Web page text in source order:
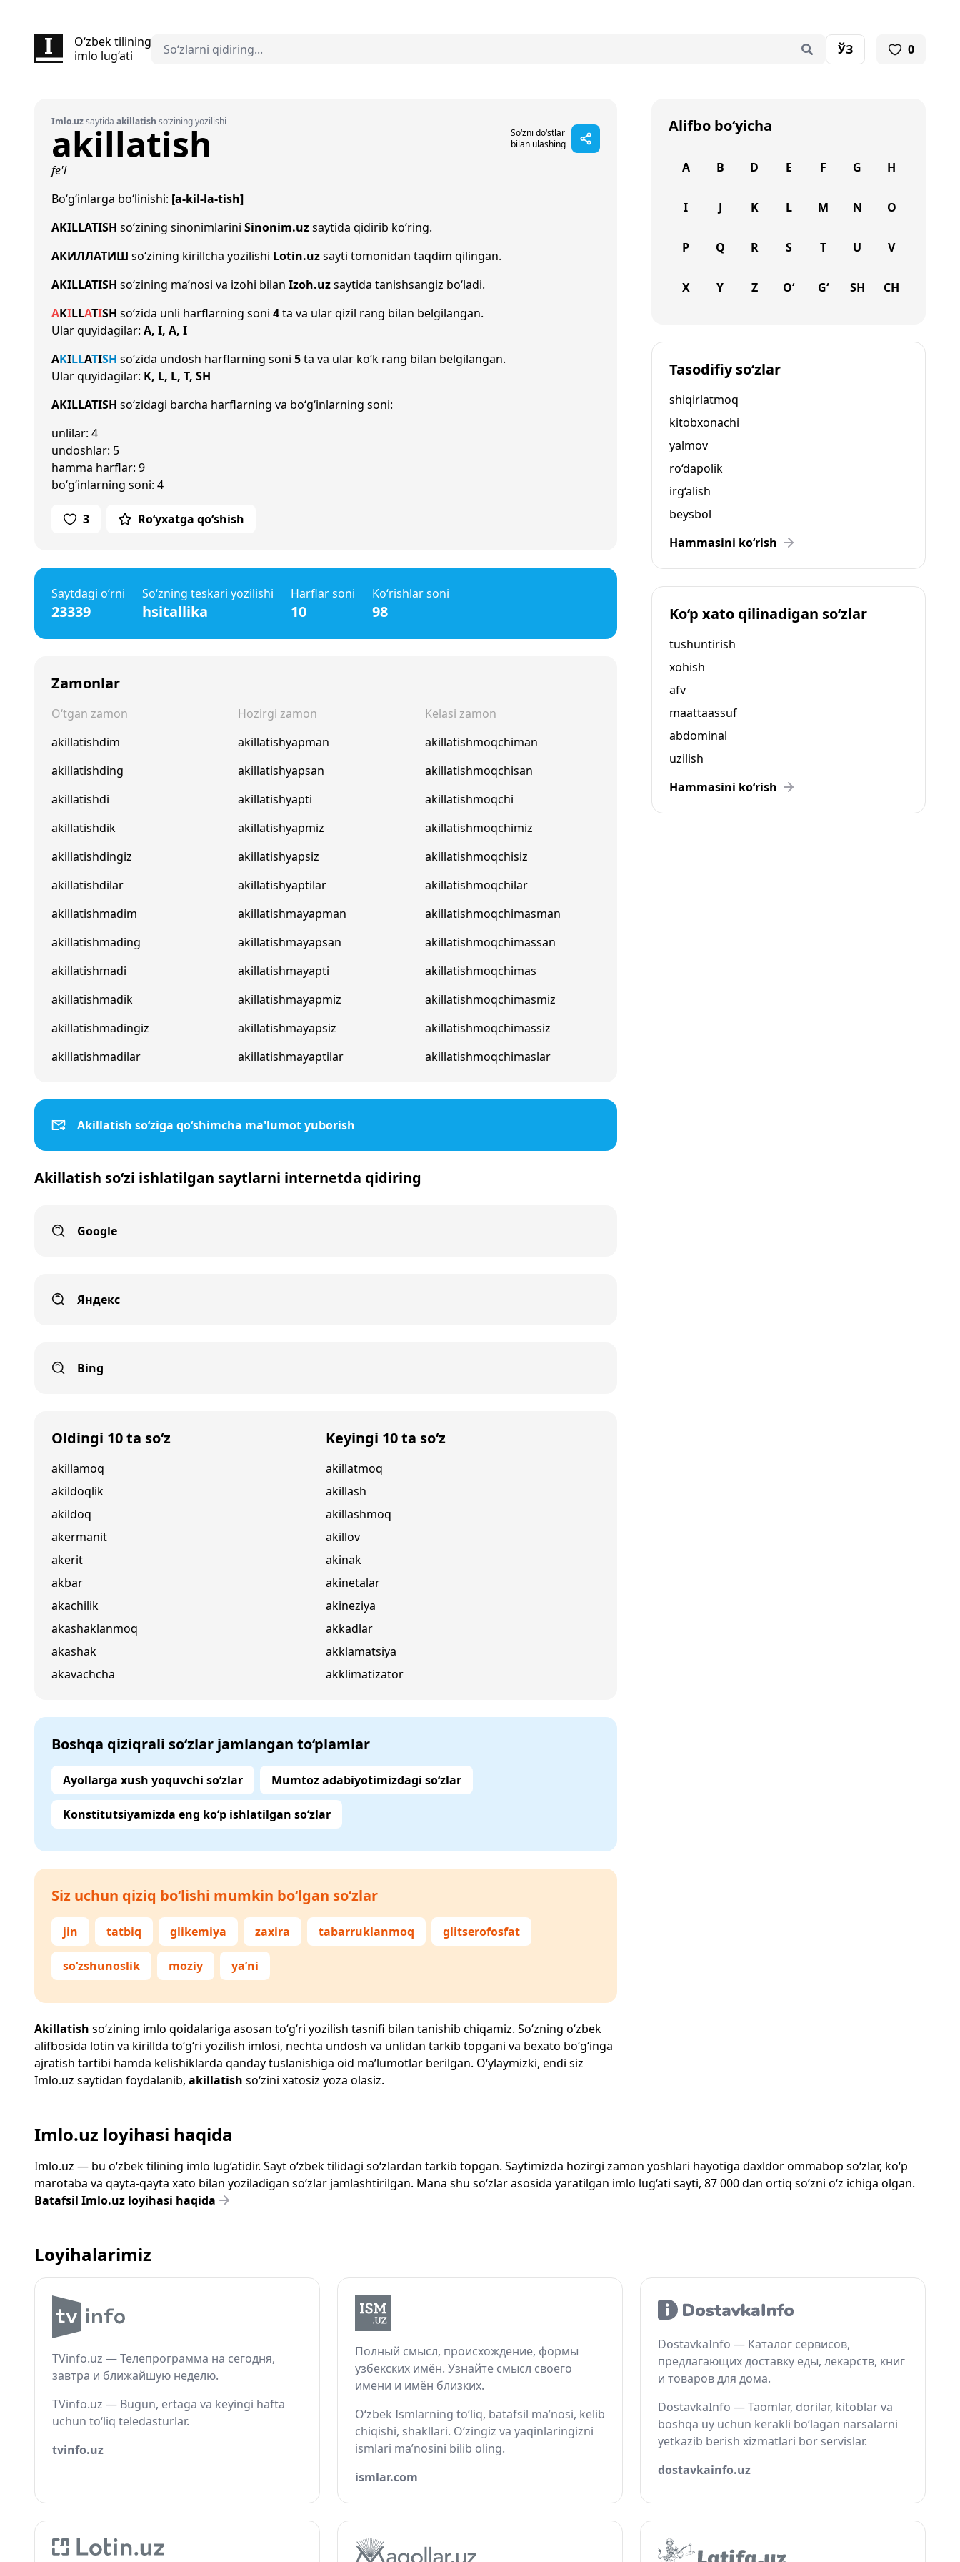
O‘zbek tilining
imlo lug‘ati
ЎЗ 0
Imlo.uzsaytida akillatish so‘zining yozilishi
akillatish
So‘zni do‘stlar
bilan ulashing
fe'l
Bo‘g‘inlarga bo‘linishi: [a-kil-la-tish]
AKILLATISH so‘zining sinonimlarini Sinonim.uzsaytida qidirib ko‘ring.
АКИЛЛАТИШ so‘zining kirillcha yozilishi Lotin.uzsayti tomonidan taqdim qilingan.
AKILLATISH so‘zining ma’nosi va izohi bilan Izoh.uzsaytida tanishsangiz bo‘ladi.
AKILLATISH so‘zida unli harflarning soni 4ta va ular qizil rang bilan belgilangan.
Ular quyidagilar: A, I, A, I
AKILLATISH so‘zida undosh harflarning soni 5ta va ular ko‘k rang bilan belgilangan.
Ular quyidagilar: K, L, L, T, SH
AKILLATISH so‘zidagi barcha harflarning va bo‘g‘inlarning soni:
unlilar: 4
undoshlar: 5
hamma harflar: 9
bo‘g‘inlarning soni: 4
3 Ro‘yxatga qo‘shish
Saytdagi o‘rni
23339
So‘zning teskari yozilishi
hsitallika
Harflar soni
10
Ko‘rishlar soni
98
Zamonlar
O‘tgan zamon
akillatishdim
akillatishding
akillatishdi
akillatishdik
akillatishdingiz
akillatishdilar
akillatishmadim
akillatishmading
akillatishmadi
akillatishmadik
akillatishmadingiz
akillatishmadilar
Hozirgi zamon
akillatishyapman
akillatishyapsan
akillatishyapti
akillatishyapmiz
akillatishyapsiz
akillatishyaptilar
akillatishmayapman
akillatishmayapsan
akillatishmayapti
akillatishmayapmiz
akillatishmayapsiz
akillatishmayaptilar
Kelasi zamon
akillatishmoqchiman
akillatishmoqchisan
akillatishmoqchi
akillatishmoqchimiz
akillatishmoqchisiz
akillatishmoqchilar
akillatishmoqchimasman
akillatishmoqchimassan
akillatishmoqchimas
akillatishmoqchimasmiz
akillatishmoqchimassiz
akillatishmoqchimaslar
Akillatish so‘ziga qo‘shimcha ma'lumot yuborish
Akillatish so‘zi ishlatilgan saytlarni internetda qidiring
Google
Яндекс
Bing
Oldingi 10 ta so‘z
akillamoq
akildoqlik
akildoq
akermanit
akerit
akbar
akachilik
akashaklanmoq
akashak
akavachcha
Keyingi 10 ta so‘z
akillatmoq
akillash
akillashmoq
akillov
akinak
akinetalar
akineziya
akkadlar
akklamatsiya
akklimatizator
Boshqa qiziqrali so‘zlar jamlangan to‘plamlar
Ayollarga xush yoquvchi so‘zlar Mumtoz adabiyotimizdagi so‘zlar
Konstitutsiyamizda eng ko‘p ishlatilgan so‘zlar
Siz uchun qiziq bo‘lishi mumkin bo‘lgan so‘zlar
jin tatbiq glikemiya zaxira tabarruklanmoq glitserofosfat
so‘zshunoslik moziy ya’ni
Akillatish so‘zining imlo qoidalariga asosan to‘g‘ri yozilish tasnifi bilan tanishib chiqamiz. So‘zning o‘zbek
alifbosida lotin va kirillda to‘g‘ri yozilish imlosi, nechta undosh va unlidan tarkib topgani va bexato bo‘g‘inga
ajratish tartibi hamda kelishiklarda qanday tuslanishiga oid ma’lumotlar berilgan. O‘ylaymizki, endi siz
Imlo.uz saytidan foydalanib, akillatish so‘zini xatosiz yoza olasiz.
Alifbo bo‘yicha
A B D E F G H
I J K L M N O
P Q R S T U V
X Y Z O‘ G‘ SH CH
Tasodifiy so‘zlar
shiqirlatmoq
kitobxonachi
yalmov
ro‘dapolik
irg‘alish
beysbol
Hammasini ko‘rish
Ko‘p xato qilinadigan so‘zlar
tushuntirish
xohish
afv
maattaassuf
abdominal
uzilish
Hammasini ko‘rish
Imlo.uz loyihasi haqida
Imlo.uz — bu o‘zbek tilining imlo lug‘atidir. Sayt o‘zbek tilidagi so‘zlardan tarkib topgan. Saytimizda hozirgi zamon yoshlari hayotiga daxldor ommabop so‘zlar, ko‘p
marotaba va qayta-qayta xato bilan yoziladigan so‘zlar jamlashtirilgan. Mana shu so‘zlar asosida yaratilgan imlo lug‘ati sayti, 87 000 dan ortiq so‘zni o‘z ichiga olgan.
Batafsil Imlo.uz loyihasi haqida
Loyihalarimiz
TVinfo.uz — Телепрограмма на сегодня,
завтра и ближайшую неделю.
TVinfo.uz — Bugun, ertaga va keyingi hafta
uchun to‘liq teledasturlar.
tvinfo.uz
Полный смысл, происхождение, формы
узбекских имён. Узнайте смысл своего
имени и имён близких.
O‘zbek Ismlarning to‘liq, batafsil ma’nosi, kelib
chiqishi, shakllari. O‘zingiz va yaqinlaringizni
ismlari ma’nosini bilib oling.
ismlar.com
DostavkaInfo — Каталог сервисов,
предлагающих доставку еды, лекарств, книг
и товаров для дома.
DostavkaInfo — Taomlar, dorilar, kitoblar va
boshqa uy uchun kerakli bo‘lagan narsalarni
yetkazib berish xizmatlari bor servislar.
dostavkainfo.uz